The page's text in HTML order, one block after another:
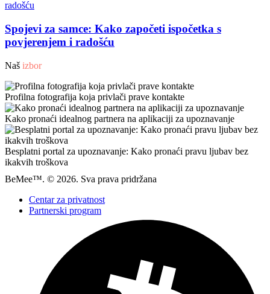
Spojevi za samce: Kako započeti ispočetka s
povjerenjem i radošću
Naš izbor
Profilna fotografija koja privlači prave kontakte
Kako pronaći idealnog partnera na aplikaciji za upoznavanje
Besplatni portal za upoznavanje: Kako pronaći pravu ljubav bez
ikakvih troškova
BeMee™. © 2026. Sva prava pridržana
Centar za privatnost
Partnerski program